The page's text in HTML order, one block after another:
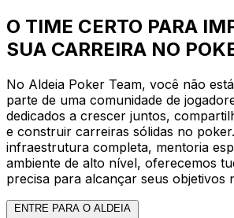
O TIME CERTO PARA
SUA CARREIRA NO
No Aldeia Poker Team, você não
parte de uma comunidade de
dedicados a crescer juntos,
e construir carreiras sólidas no
infraestrutura completa, mentoria
ambiente de alto nível, oferecemos
precisa para alcançar seus objetivos
ENTRE PARA O ALDEIA